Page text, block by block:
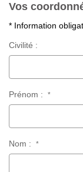
Vos
* Information
Civilité :
Prénom : *
Nom : *